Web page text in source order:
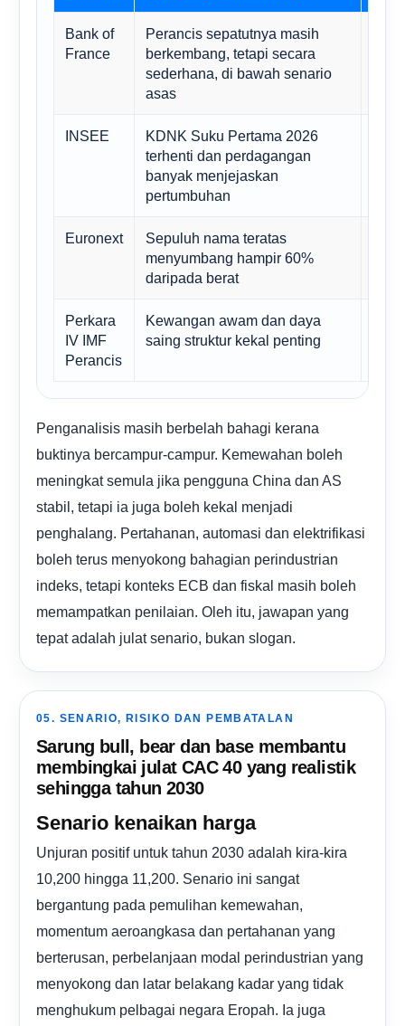
Bank of
France
Perancis sepatutnya masih
berkembang, tetapi secara
sederhana, di bawah senario
asas
INSEE
KDNK Suku Pertama 2026
terhenti dan perdagangan
banyak menjejaskan
pertumbuhan
Euronext
Sepuluh nama teratas
menyumbang hampir 60%
daripada berat
Perkara
IV IMF
Perancis
Kewangan awam dan daya
saing struktur kekal penting
Penganalisis masih berbelah bahagi kerana
buktinya bercampur-campur. Kemewahan boleh
meningkat semula jika pengguna China dan AS
stabil, tetapi ia juga boleh kekal menjadi
penghalang. Pertahanan, automasi dan elektrifikasi
boleh terus menyokong bahagian perindustrian
indeks, tetapi konteks ECB dan fiskal masih boleh
memampatkan penilaian. Oleh itu, jawapan yang
tepat adalah julat senario, bukan slogan.
05. SENARIO, RISIKO DAN PEMBATALAN
Sarung bull, bear dan base membantu
membingkai julat CAC 40 yang realistik
sehingga tahun 2030
Senario kenaikan harga
Unjuran positif untuk tahun 2030 adalah kira-kira
10,200 hingga 11,200. Senario ini sangat
bergantung pada pemulihan kemewahan,
momentum aeroangkasa dan pertahanan yang
berterusan, perbelanjaan modal perindustrian yang
menyokong dan latar belakang kadar yang tidak
menghukum pelbagai negara Eropah. Ia juga